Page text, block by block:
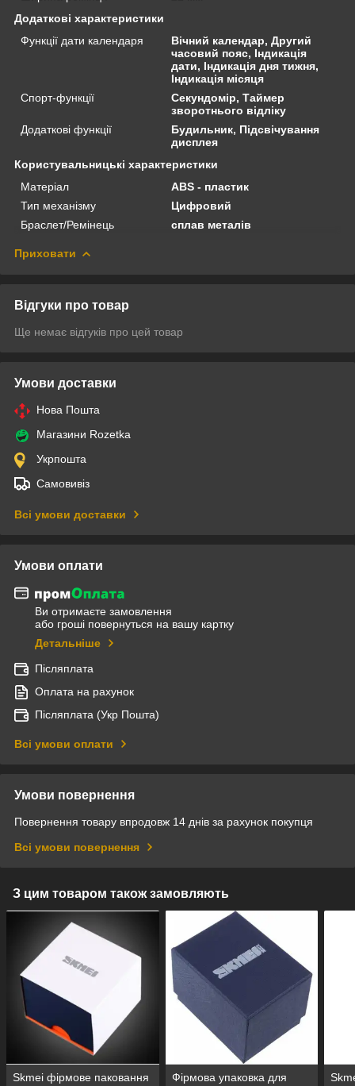
Додаткові характеристики
Функції дати календаря
Вічний календар, Другий
часовий пояс, Індикація
дати, Індикація дня тижня,
Індикація місяця
Спорт-функції
Секундомір, Таймер
зворотнього відліку
Додаткові функції
Будильник, Підсвічування
дисплея
Користувальницькі характеристики
Матеріал
ABS - пластик
Тип механізму
Цифровий
Браслет/Ремінець
сплав металів
Приховати
Відгуки про товар
Ще немає відгуків про цей товар
Умови доставки
Нова Пошта
Магазини Rozetka
Укрпошта
Самовивіз
Всі умови доставки
Умови оплати
Ви отримаєте замовлення
або гроші повернуться на вашу картку
Детальніше
Післяплата
Оплата на рахунок
Післяплата (Укр Пошта)
Всі умови оплати
Умови повернення
Повернення товару впродовж 14 днів за рахунок покупця
Всі умови повернення
З цим товаром також замовляють
Skmei фірмове паковання
Фірмова упаковка для